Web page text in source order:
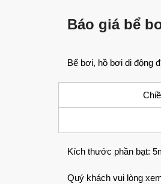
Báo giá bể
Bể bơi, hồ bơi di động
Kích thước phần bạt:
Quý khách vui lòng